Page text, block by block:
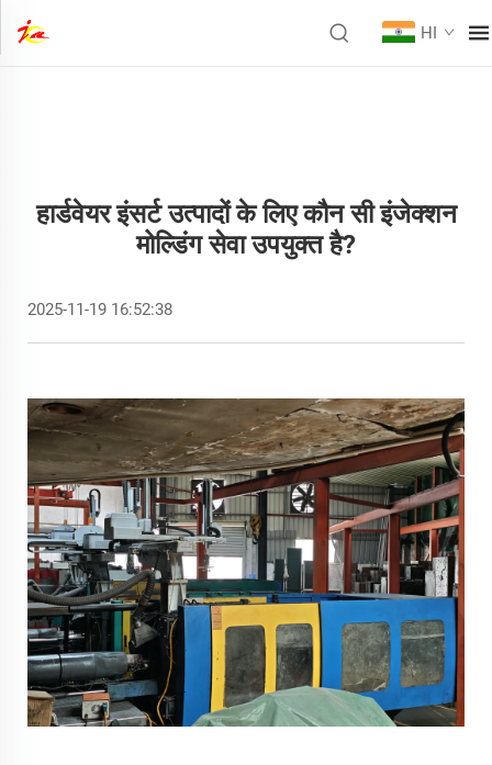
HI
हार्डवेयर इंसर्ट उत्पादों के लिए कौन सी इंजेक्शन
मोल्डिंग सेवा उपयुक्त है?
2025-11-19 16:52:38